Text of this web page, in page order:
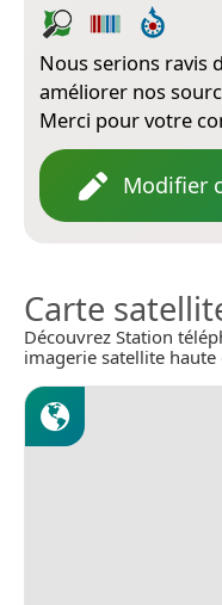
Nous serions ravis
améliorer nos
Merci pour votre
Modifier
Carte
Découvrez Station
imagerie satellite